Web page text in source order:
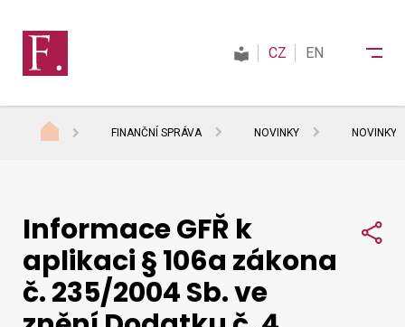
Daně
Mezinárodní spolupráce
CZ EN
FINANČNÍ SPRÁVA NOVINKY NOVINKY
Informace GFŘ k
aplikaci § 106a zákona
č. 235/2004 Sb. ve